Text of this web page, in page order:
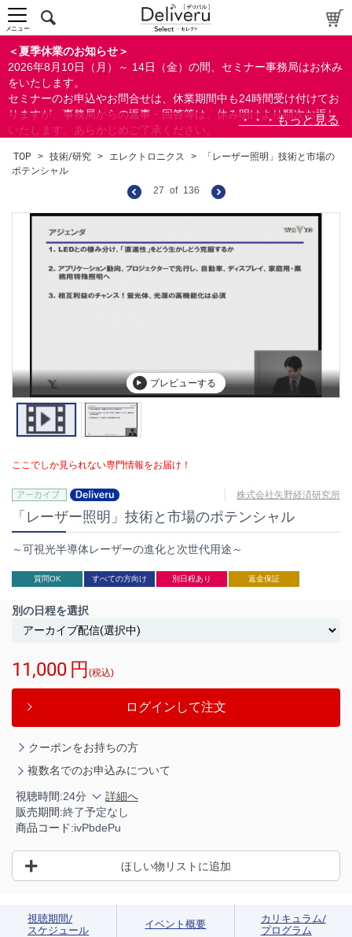
＜夏季休業のお知らせ＞
2026年8月10日（月）～ 14日（金）の間、セミナー事務局はお休み
をいたします。
セミナーのお申込やお問合せは、休業期間中も24時間受け付けてお
りますが、事務局からの返事・回答等は、休み明けより順次お返し
いたします。あらかじめご了承ください。
ができます。
メニュー
TOP > 技術/研究 > エレクトロニクス >
「レーザー照明」技術と市場の
ポテンシャル
27 of 136
プレビューする
ここでしか見られない専門情報をお届け！
株式会社矢野経済研究所
「レーザー照明」技術と市場のポテンシャル
～可視光半導体レーザーの進化と次世代用途～
質問OK すべての方向け 別日程あり 返金保証
別の日程を選択
11,000 円(税込)
ログインして注文
クーポンをお持ちの方
複数名でのお申込みについて
視聴時間:24分
詳細へ
販売期間:終了予定なし
商品コード:ivPbdePu
ほしい物リストに追加
視聴期間/
スケジュール
イベント概要
カリキュラム/
プログラム